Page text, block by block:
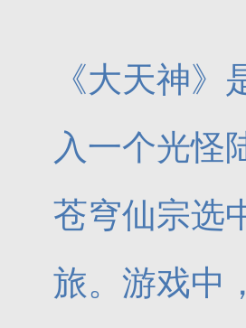
《大天神
入一个光怪
苍穹仙宗选
旅。游戏中